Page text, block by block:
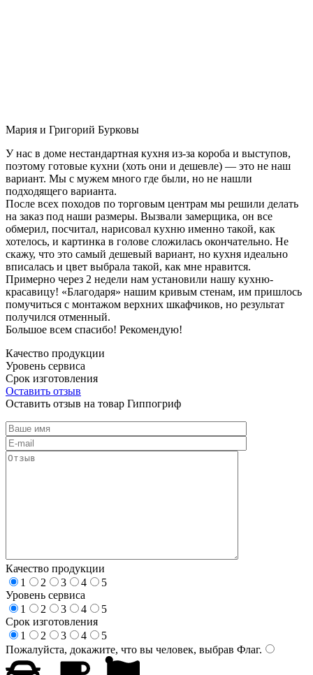
Мария и Григорий Бурковы
У нас в доме нестандартная кухня из-за короба и выступов,
поэтому готовые кухни (хоть они и дешевле) — это не наш
вариант. Мы с мужем много где были, но не нашли
подходящего варианта.
После всех походов по торговым центрам мы решили делать
на заказ под наши размеры. Вызвали замерщика, он все
обмерил, посчитал, нарисовал кухню именно такой, как
хотелось, и картинка в голове сложилась окончательно. Не
скажу, что это самый дешевый вариант, но кухня идеально
вписалась и цвет выбрала такой, как мне нравится.
Примерно через 2 недели нам установили нашу кухню-
красавицу! «Благодаря» нашим кривым стенам, им пришлось
помучиться с монтажом верхних шкафчиков, но результат
получился отменный.
Большое всем спасибо! Рекомендую!
Качество продукции
Уровень сервиса
Срок изготовления
Оставить отзыв
Оставить отзыв на товар Гиппогриф
Качество продукции
1
2 3 4
5
Уровень сервиса
1
2 3 4
5
Срок изготовления
1
2 3 4
5
Пожалуйста, докажите, что вы человек, выбрав Флаг.